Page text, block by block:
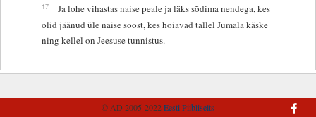
17
Ja lohe vihastas naise peale ja läks sõdima nendega, kes
olid jäänud üle naise soost, kes hoiavad tallel Jumala käske
ning kellel on Jeesuse tunnistus.
© AD 2005-2022Eesti Piibliselts